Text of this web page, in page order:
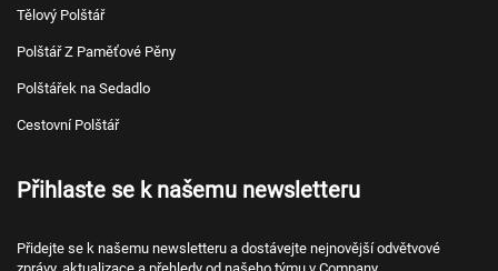
Tělový Polštář
Polštář Z Paměťové Pěny
Polštářek na Sedadlo
Cestovní Polštář
Přihlaste se k našemu newsletteru
Přidejte se k našemu newsletteru a dostávejte nejnovější odvětvové